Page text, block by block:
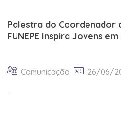
Palestra do Coordenador
FUNEPE Inspira Jovens em
Comunicação 26/06/